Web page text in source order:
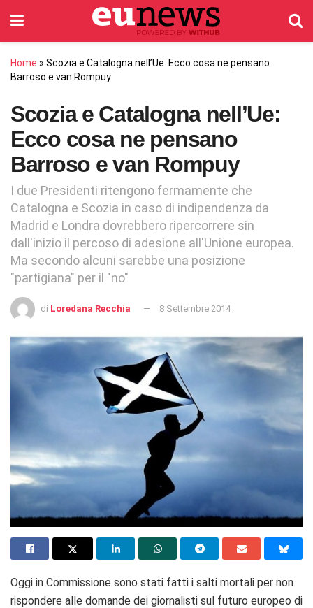
Home » Scozia e Catalogna nell’Ue: Ecco cosa ne pensano
Barroso e van Rompuy
Scozia e Catalogna nell’Ue:
Ecco cosa ne pensano
Barroso e van Rompuy
I due Presidenti ritengono fermamente che
Catalogna e Scozia in caso di indipendenza da
Madrid e Londra dovrebbero ripercorrere sin
dall'inizio il percoso di adesione all'Unione europea.
Ma secondo alcuni sarebbe una posizione
"partigiana" per il "no"
di Loredana Recchia 8 Settembre 2014
Oggi in Commissione sono stati fatti i salti mortali per non
rispondere alle domande dei giornalisti sul futuro europeo di